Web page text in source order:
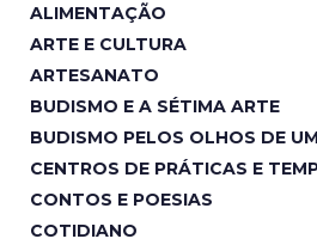
ALIMENTAÇÃO
ARTE E CULTURA
ARTESANATO
BUDISMO E A SÉTIMA ARTE
BUDISMO PELOS OLHOS DE
CENTROS DE PRÁTICAS E
CONTOS E POESIAS
COTIDIANO